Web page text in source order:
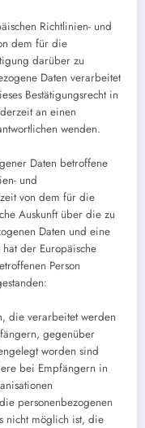
Richtlinien- und
dem für die
darüber zu
Daten verarbeitet
Bestätigungsrecht in
an einen
wenden.
Daten betroffene
und
von dem für die
Auskunft über die zu
Daten und eine
der Europäische
Person
die verarbeitet werden
gegenüber
worden sind
bei Empfängern in
personenbezogenen
nicht möglich ist, die